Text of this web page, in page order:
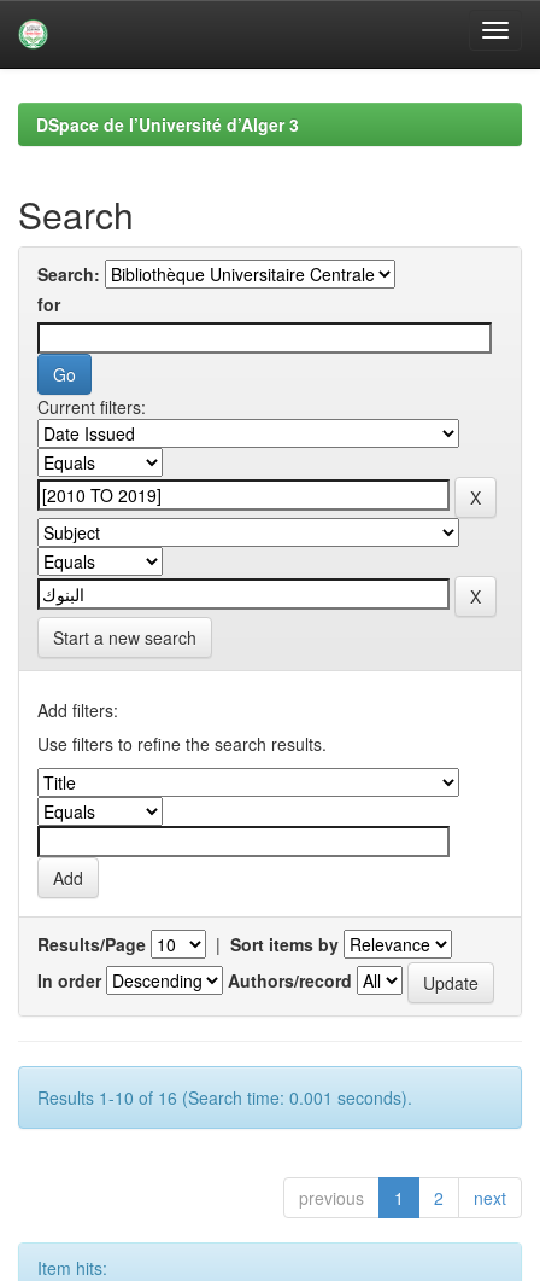
navigationDSpace de l’Université d’Alger 3
Search
Search:
for
Current filters:
Start a new search
Add filters:
Use filters to refine the search results.
Results/Page | Sort items by
In order
Authors/record
Results 1-10 of 16 (Search time: 0.001 seconds).
previous 1 2 next
Item hits: